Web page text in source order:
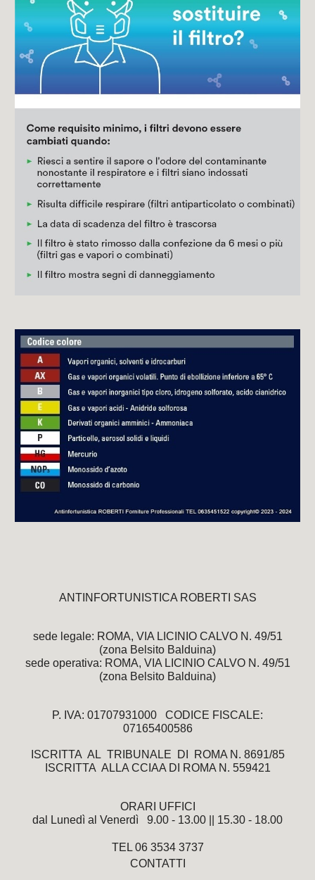
ANTINFORTUNISTICA ROBERTI SAS
sede legale: ROMA, VIA LICINIO CALVO N. 49/51
(zona Belsito Balduina)
sede operativa: ROMA, VIA LICINIO CALVO N. 49/51
(zona Belsito Balduina)
P. IVA: 01707931000 CODICE FISCALE:
07165400586
ISCRITTA AL TRIBUNALE DI ROMA N. 8691/85
ISCRITTA ALLA CCIAA DI ROMA N. 559421
ORARI UFFICI
dal Lunedì al Venerdì 9.00 - 13.00 || 15.30 - 18.00
TEL 06 3534 3737
CONTATTI